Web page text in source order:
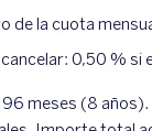
la cuota
0,50 % si
meses (8 años).